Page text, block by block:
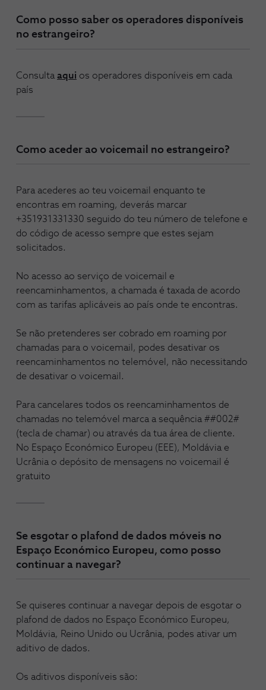
Como posso saber os operadores disponíveis
no estrangeiro?
Consulta aqui os operadores disponíveis em cada
país
Como aceder ao voicemail no estrangeiro?
Para acederes ao teu voicemail enquanto te
encontras em roaming, deverás marcar
+351931331330 seguido do teu número de telefone e
do código de acesso sempre que estes sejam
solicitados.
No acesso ao serviço de voicemail e
reencaminhamentos, a chamada é taxada de acordo
com as tarifas aplicáveis ao país onde te encontras.
Se não pretenderes ser cobrado em roaming por
chamadas para o voicemail, podes desativar os
reencaminhamentos no telemóvel, não necessitando
de desativar o voicemail.
Para cancelares todos os reencaminhamentos de
chamadas no telemóvel marca a sequência ##002#
(tecla de chamar) ou através da tua área de cliente.
No Espaço Económico Europeu (EEE), Moldávia e
Ucrânia o depósito de mensagens no voicemail é
gratuito
Se esgotar o plafond de dados móveis no
Espaço Económico Europeu, como posso
continuar a navegar?
Se quiseres continuar a navegar depois de esgotar o
plafond de dados no Espaço Económico Europeu,
Moldávia, Reino Unido ou Ucrânia, podes ativar um
aditivo de dados.
Os aditivos disponíveis são: